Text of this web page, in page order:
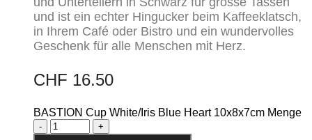
und ist ein echter Hingucker beim Kaffeeklatsch,
in Ihrem Café oder Bistro und ein wundervolles
Geschenk für alle Menschen mit Herz.
CHF 16.50
BASTION Cup White/Iris Blue Heart 10x8x7cm Menge